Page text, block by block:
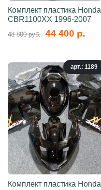
Комплект пластика Honda
CBR1100XX 1996-2007
48 800 руб. 44 400 р.
арт.: 1189
Комплект пластика Honda